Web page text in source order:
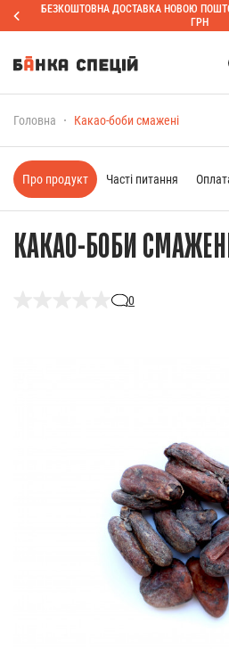
БЕЗКОШТОВНА ДОСТАВКА НОВОЮ
ГРН
Головна Какао-боби смажені
КАКАО-БОБИ СМАЖЕНІ
0
Про продукт Часті питання